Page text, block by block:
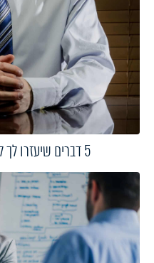
5 דברים שיעזרו לך להגיע מוכן למשבר הבא